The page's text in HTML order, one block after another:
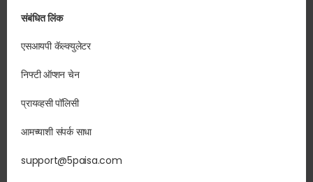
संबंधित लिंक
एसआयपी कॅल्क्युलेटर
निफ्टी ऑप्शन चेन
प्रायव्हसी पॉलिसी
आमच्याशी संपर्क साधा
support@5paisa.com